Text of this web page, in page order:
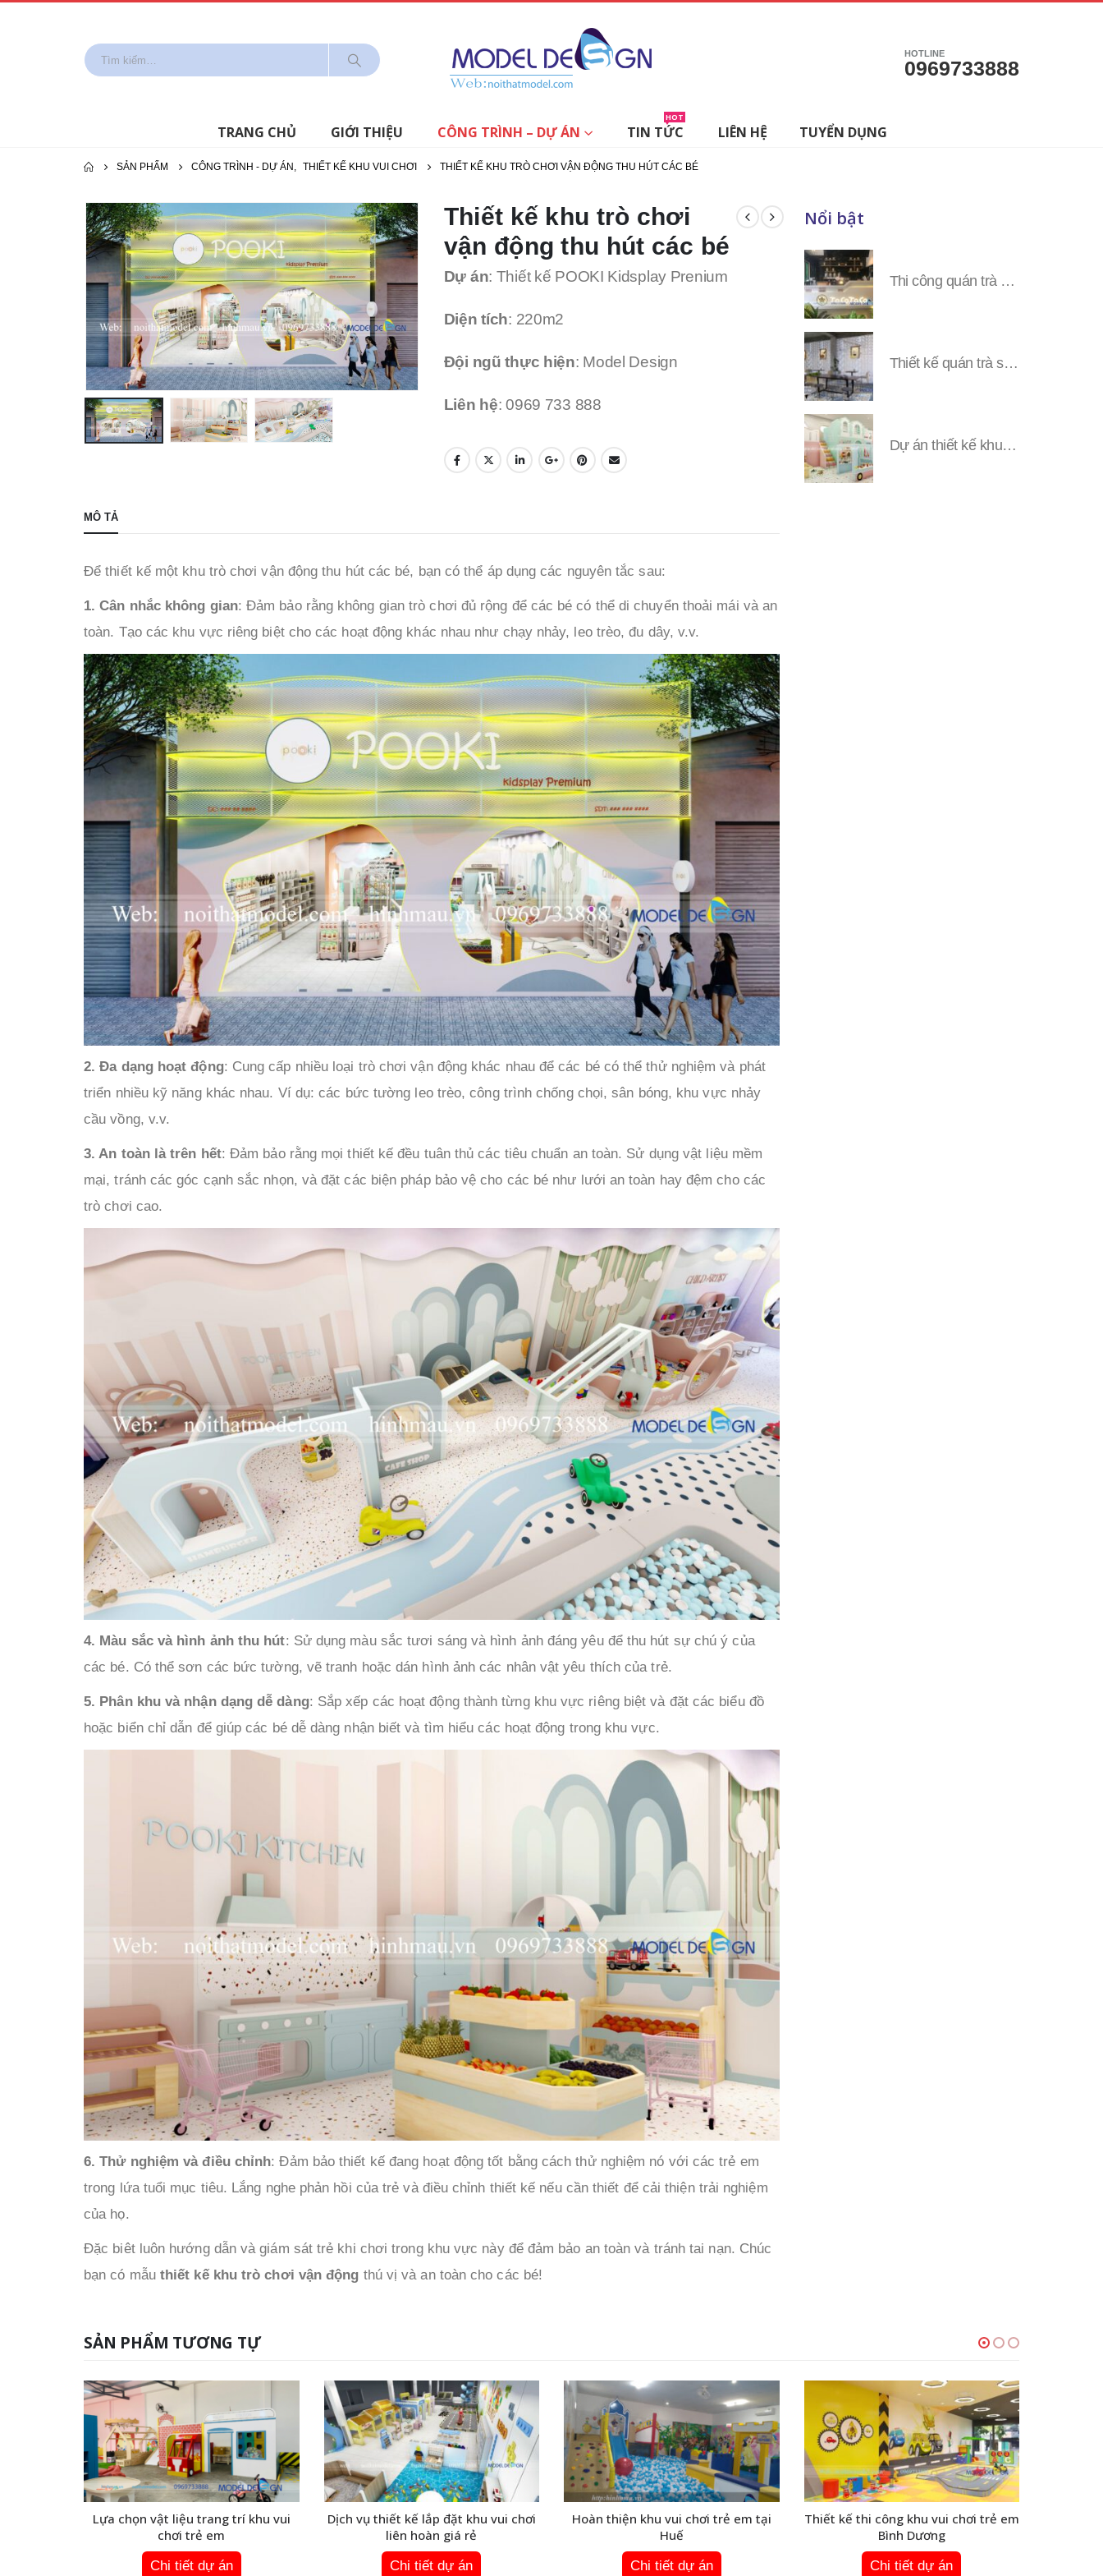
HOTLINE
0969733888
TRANG CHỦ GIỚI THIỆU CÔNG TRÌNH – DỰ ÁN TIN TỨC
HOT
LIÊN HỆ TUYỂN DỤNG
SẢN PHẨM CÔNG TRÌNH - DỰ ÁN , THIẾT KẾ KHU VUI CHƠI THIẾT KẾ KHU TRÒ CHƠI VẬN ĐỘNG THU HÚT CÁC BÉ
Thiết kế khu trò chơi
vận động thu hút các bé
Dự án: Thiết kế POOKI Kidsplay Prenium
Diện tích: 220m2
Đội ngũ thực hiện: Model Design
Liên hệ: 0969 733 888
MÔ TẢ
Để thiết kế một khu trò chơi vận động thu hút các bé, bạn có thể áp dụng các nguyên tắc sau:
1. Cân nhắc không gian: Đảm bảo rằng không gian trò chơi đủ rộng để các bé có thể di chuyển thoải mái và an
toàn. Tạo các khu vực riêng biệt cho các hoạt động khác nhau như chạy nhảy, leo trèo, đu dây, v.v.
2. Đa dạng hoạt động: Cung cấp nhiều loại trò chơi vận động khác nhau để các bé có thể thử nghiệm và phát
triển nhiều kỹ năng khác nhau. Ví dụ: các bức tường leo trèo, công trình chống chọi, sân bóng, khu vực nhảy
cầu vồng, v.v.
3. An toàn là trên hết: Đảm bảo rằng mọi thiết kế đều tuân thủ các tiêu chuẩn an toàn. Sử dụng vật liệu mềm
mại, tránh các góc cạnh sắc nhọn, và đặt các biện pháp bảo vệ cho các bé như lưới an toàn hay đệm cho các
trò chơi cao.
4. Màu sắc và hình ảnh thu hút: Sử dụng màu sắc tươi sáng và hình ảnh đáng yêu để thu hút sự chú ý của
các bé. Có thể sơn các bức tường, vẽ tranh hoặc dán hình ảnh các nhân vật yêu thích của trẻ.
5. Phân khu và nhận dạng dễ dàng: Sắp xếp các hoạt động thành từng khu vực riêng biệt và đặt các biểu đồ
hoặc biển chỉ dẫn để giúp các bé dễ dàng nhận biết và tìm hiểu các hoạt động trong khu vực.
6. Thử nghiệm và điều chỉnh: Đảm bảo thiết kế đang hoạt động tốt bằng cách thử nghiệm nó với các trẻ em
trong lứa tuổi mục tiêu. Lắng nghe phản hồi của trẻ và điều chỉnh thiết kế nếu cần thiết để cải thiện trải nghiệm
của họ.
Đặc biêt luôn hướng dẫn và giám sát trẻ khi chơi trong khu vực này để đảm bảo an toàn và tránh tai nạn. Chúc
bạn có mẫu thiết kế khu trò chơi vận động thú vị và an toàn cho các bé!
Nổi bật
Thi công quán trà sữa Tocotoco các tỉnh miền Nam
Thiết kế quán trà sữa Tocotoco toàn tỉnh miền Nam
Dự án thiết kế khu vui chơi Đặng YUNI
SẢN PHẨM TƯƠNG TỰ
Lựa chọn vật liệu trang trí khu vui
chơi trẻ em
Chi tiết dự án
Dịch vụ thiết kế lắp đặt khu vui chơi
liên hoàn giá rẻ
Chi tiết dự án
Hoàn thiện khu vui chơi trẻ em tại
Huế
Chi tiết dự án
Thiết kế thi công khu vui chơi trẻ em
Bình Dương
Chi tiết dự án